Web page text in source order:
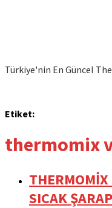
Türkiye'nin En Güncel
Etiket:
thermomix
THERMOMİX
SICAK